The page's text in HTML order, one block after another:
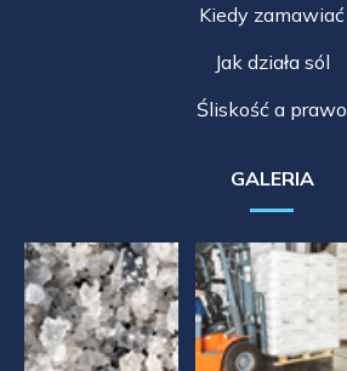
Kiedy zamawiać
Jak działa sól
Śliskość a prawo
GALERIA